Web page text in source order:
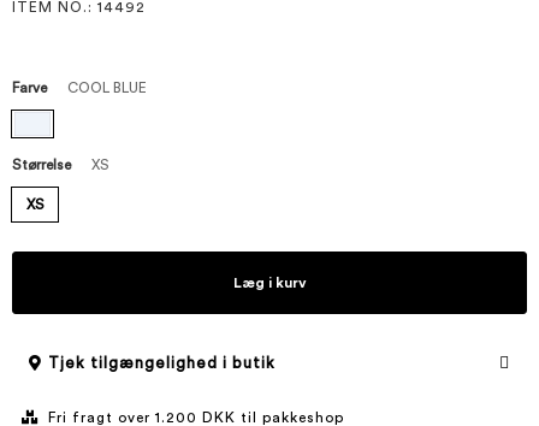
ITEM NO. : 14492
Farve COOL BLUE
Størrelse XS
XS
Læg i kurv
Tjek tilgængelighed i butik
Fri fragt over 1.200 DKK til pakkeshop